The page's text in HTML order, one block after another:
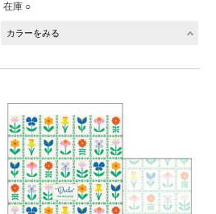
在庫 ○
カラーをみる